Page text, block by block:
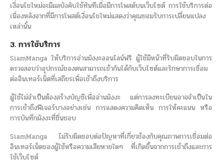
เงื่อนไขใหม่จะมีผลบังคับใช้ทันทีเมื่อมีการโพสต์บนเว็บไซต์ การใช้บริการต่อ
เนื่องหลังจากที่มีการโพสต์เงื่อนไขใหม่แสดงว่าคุณยอมรับการเปลี่ยนแปลง
เหล่านั้น
3. การใช้บริการ
SiamManga ให้บริการอ่านมังงะออนไลน์ฟรี ผู้ใช้มีหน้าที่รับผิดชอบในการ
ตรวจสอบว่าอุปกรณ์ของตนสามารถเข้ากันได้กับเว็บไซต์และรักษาการเชื่อม
ต่ออินเทอร์เน็ตที่เสถียรเพื่อเข้าถึงบริการ
ผู้ใช้ไม่จำเป็นต้องสร้างบัญชีเพื่ออ่านมังงะ แต่การลงทะเบียนอาจจำเป็นใน
การเข้าถึงฟีเจอร์บางอย่างเช่น การแสดงความคิดเห็น การให้คะแนน หรือ
การบันทึกมังงะที่ชื่นชอบ
SiamManga ไม่รับผิดชอบต่อปัญหาที่เกี่ยวข้องกับคุณภาพการเชื่อมต่อ
อินเทอร์เน็ตของผู้ใช้หรือความเสียหายใดๆ ที่เกิดขึ้นจากการเข้าถึงและการ
ใช้เว็บไซต์